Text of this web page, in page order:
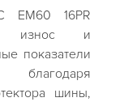
EM60 16PR
износ и
показатели
благодаря
шины,